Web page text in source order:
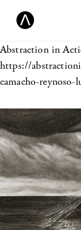
Abstraction in
https://
camacho-reynoso-